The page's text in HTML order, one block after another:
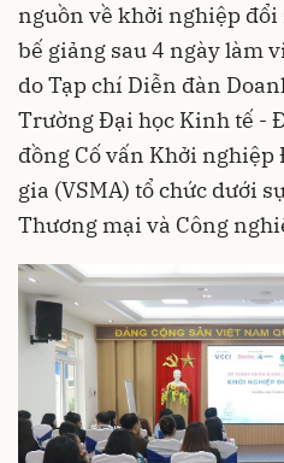
nguồn về khởi nghiệp đổi
bế giảng sau 4 ngày làm
do Tạp chí Diễn đàn
Trường Đại học Kinh tế -
đồng Cố vấn Khởi nghiệp
gia (VSMA) tổ chức dưới
Thương mại và Công